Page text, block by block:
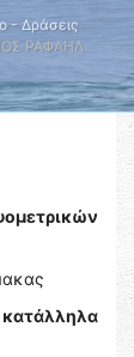
- Δράσεις
ΡΑΦΑΗΛ